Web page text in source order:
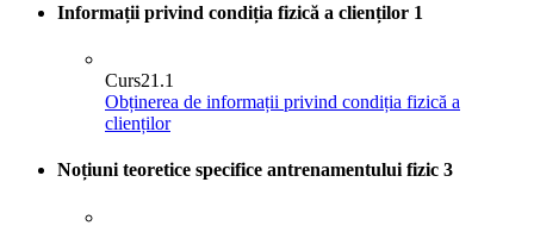
Informații privind condiția fizică a clienților 1
Curs21.1
Obținerea de informații privind condiția fizică a
clienților
Noțiuni teoretice specifice antrenamentului fizic 3